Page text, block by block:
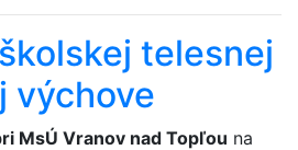
telesnej
výchove
MsÚ Vranov nad Topľou na